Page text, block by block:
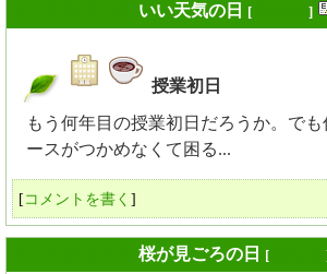
いい天気の日 [ ]
授業初日
もう何年目の授業初日だろうか。で
ースがつかめなくて困る...
[コメントを書く ]
桜が見ごろの日 [